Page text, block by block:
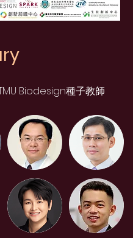
Biodesign種子教師